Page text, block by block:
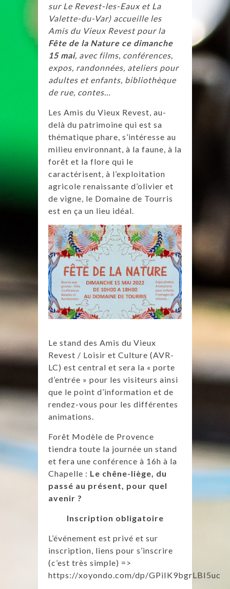
sur Le Revest-les-Eaux et La
Valette-du-Var) accueille les
Amis du Vieux Revest pour la
Fête de la Nature ce dimanche
15 mai, avec films, conférences,
expos, randonnées, ateliers pour
adultes et enfants, bibliothèque
de rue, contes…
Les Amis du Vieux Revest, au-
delà du patrimoine qui est sa
thématique phare, s’intéresse au
milieu environnant, à la faune, à la
forêt et la flore qui le
caractérisent, à l’exploitation
agricole renaissante d’olivier et
de vigne, le Domaine de Tourris
est en ça un lieu idéal.
Le stand des Amis du Vieux
Revest / Loisir et Culture (AVR-
LC) est central et sera la « porte
d’entrée » pour les visiteurs ainsi
que le point d’information et de
rendez-vous pour les différentes
animations.
Forêt Modèle de Provence
tiendra toute la journée un stand
et fera une conférence à 16h à la
Chapelle : Le chêne-liège, du
passé au présent, pour quel
avenir ?
Inscription obligatoire
L’événement est privé et sur
inscription, liens pour s’inscrire
(c’est très simple) =>
https://xoyondo.com/dp/GPiIK9bgrLBI5uc